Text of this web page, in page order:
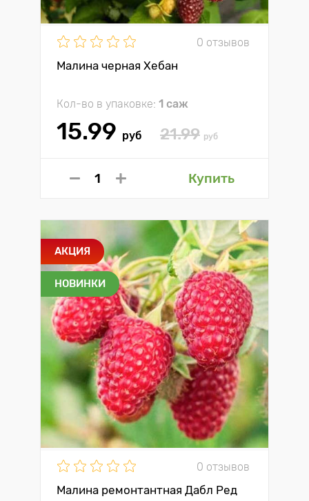
0 отзывов
Малина черная Хебан
Кол-во в упаковке: 1 саж
15.99 руб 21.99 руб
Купить
АКЦИЯ
НОВИНКИ
0 отзывов
Малина ремонтантная Дабл Ред